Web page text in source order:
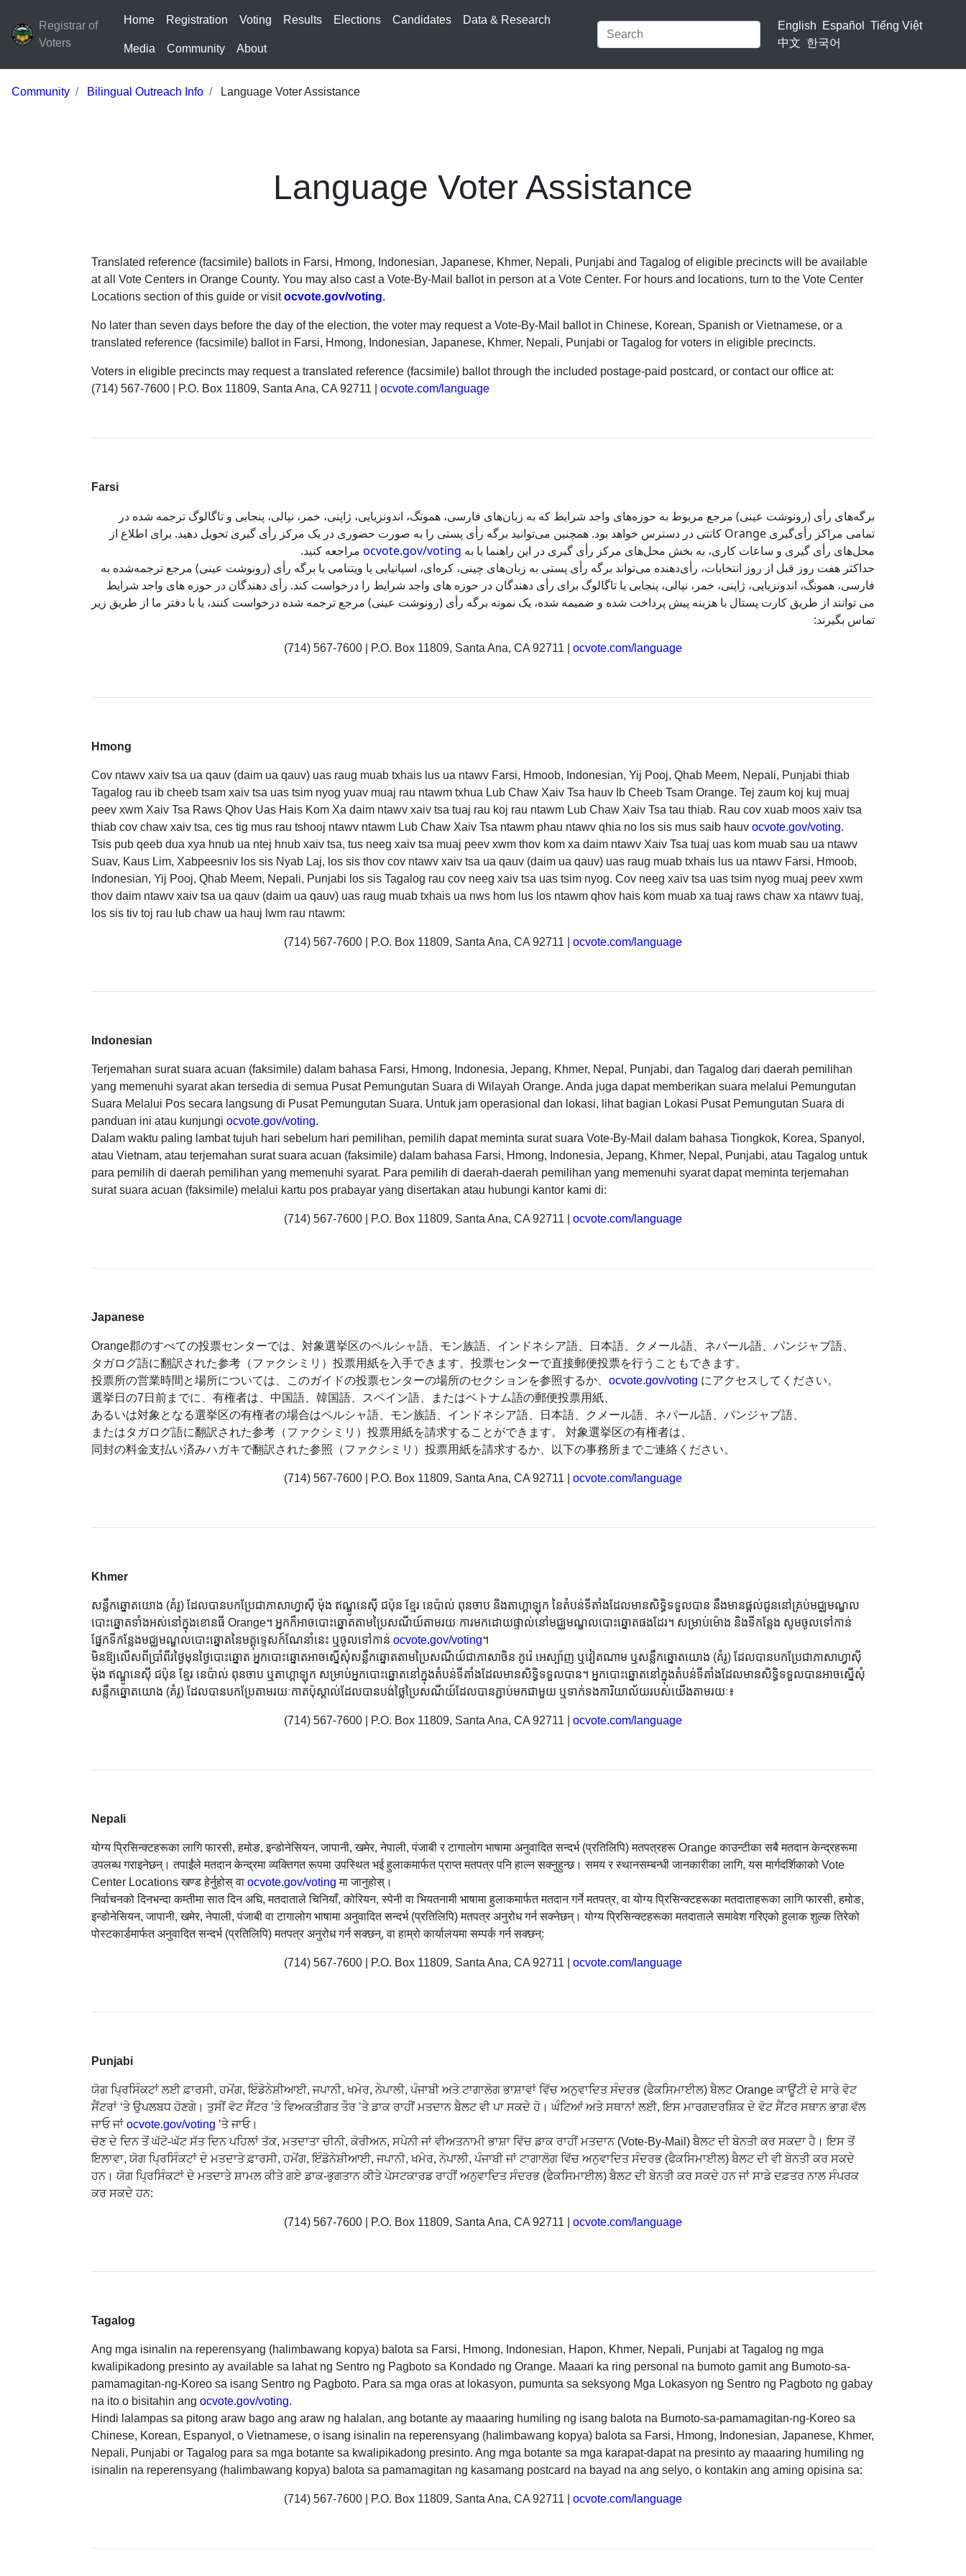
Registrar of
Voters
Home Registration Voting Results Elections Candidates Data & Research
Media Community About
English Español
Tiếng Việt
中文 한국어
Community Bilingual Outreach Info Language Voter Assistance
Language Voter Assistance
Translated reference (facsimile) ballots in Farsi, Hmong, Indonesian, Japanese, Khmer, Nepali, Punjabi and Tagalog of eligible precincts will be available
at all Vote Centers in Orange County. You may also cast a Vote-By-Mail ballot in person at a Vote Center. For hours and locations, turn to the Vote Center
Locations section of this guide or visitocvote.gov/voting.
No later than seven days before the day of the election, the voter may request a Vote-By-Mail ballot in Chinese, Korean, Spanish or Vietnamese, or a
translated reference (facsimile) ballot in Farsi, Hmong, Indonesian, Japanese, Khmer, Nepali, Punjabi or Tagalog for voters in eligible precincts.
Voters in eligible precincts may request a translated reference (facsimile) ballot through the included postage-paid postcard, or contact our office at:
(714) 567-7600 | P.O. Box 11809, Santa Ana, CA 92711 | ocvote.com/language
Farsi
برگه‌های رأی (رونوشت عینی) مرجع مربوط به حوزه‌های واجد شرایط که به زبان‌های فارسی، همونگ، اندونزیایی، ژاپنی، خمر، نپالی، پنجابی و تاگالوگ ترجمه شده در
تمامی مراکز رأی‌گیری Orange کانتی در دسترس خواهد بود. همچنین می‌توانید برگه رأی پستی را به صورت حضوری در یک مرکز رأی گیری تحویل دهید. برای اطلاع از
محل‌های رأی گیری و ساعات کاری، به بخش محل‌های مرکز رأی گیری در این راهنما یا به ocvote.gov/voting مراجعه کنید.
حداکثر هفت روز قبل از روز انتخابات، رأی‌دهنده می‌تواند برگه رأی پستی به زبان‌های چینی، کره‌ای، اسپانیایی یا ویتنامی یا برگه رأی (رونوشت عینی) مرجع ترجمه‌شده به
فارسی، همونگ، اندونزیایی، ژاپنی، خمر، نپالی، پنجابی یا تاگالوگ برای رأی دهندگان در حوزه های واجد شرایط را درخواست کند. رأی دهندگان در حوزه های واجد شرایط
می توانند از طریق کارت پستال با هزینه پیش پرداخت شده و ضمیمه شده، یک نمونه برگه رأی (رونوشت عینی) مرجع ترجمه شده درخواست کنند، یا با دفتر ما از طریق زیر
تماس بگیرند:
(714) 567-7600 | P.O. Box 11809, Santa Ana, CA 92711 | ocvote.com/language
Hmong
Cov ntawv xaiv tsa ua qauv (daim ua qauv) uas raug muab txhais lus ua ntawv Farsi, Hmoob, Indonesian, Yij Pooj, Qhab Meem, Nepali, Punjabi thiab
Tagalog rau ib cheeb tsam xaiv tsa uas tsim nyog yuav muaj rau ntawm txhua Lub Chaw Xaiv Tsa hauv Ib Cheeb Tsam Orange. Tej zaum koj kuj muaj
peev xwm Xaiv Tsa Raws Qhov Uas Hais Kom Xa daim ntawv xaiv tsa tuaj rau koj rau ntawm Lub Chaw Xaiv Tsa tau thiab. Rau cov xuab moos xaiv tsa
thiab cov chaw xaiv tsa, ces tig mus rau tshooj ntawv ntawm Lub Chaw Xaiv Tsa ntawm phau ntawv qhia no los sis mus saib hauv ocvote.gov/voting.
Tsis pub qeeb dua xya hnub ua ntej hnub xaiv tsa, tus neeg xaiv tsa muaj peev xwm thov kom xa daim ntawv Xaiv Tsa tuaj uas kom muab sau ua ntawv
Suav, Kaus Lim, Xabpeesniv los sis Nyab Laj, los sis thov cov ntawv xaiv tsa ua qauv (daim ua qauv) uas raug muab txhais lus ua ntawv Farsi, Hmoob,
Indonesian, Yij Pooj, Qhab Meem, Nepali, Punjabi los sis Tagalog rau cov neeg xaiv tsa uas tsim nyog. Cov neeg xaiv tsa uas tsim nyog muaj peev xwm
thov daim ntawv xaiv tsa ua qauv (daim ua qauv) uas raug muab txhais ua nws hom lus los ntawm qhov hais kom muab xa tuaj raws chaw xa ntawv tuaj,
los sis tiv toj rau lub chaw ua hauj lwm rau ntawm:
(714) 567-7600 | P.O. Box 11809, Santa Ana, CA 92711 | ocvote.com/language
Indonesian
Terjemahan surat suara acuan (faksimile) dalam bahasa Farsi, Hmong, Indonesia, Jepang, Khmer, Nepal, Punjabi, dan Tagalog dari daerah pemilihan
yang memenuhi syarat akan tersedia di semua Pusat Pemungutan Suara di Wilayah Orange. Anda juga dapat memberikan suara melalui Pemungutan
Suara Melalui Pos secara langsung di Pusat Pemungutan Suara. Untuk jam operasional dan lokasi, lihat bagian Lokasi Pusat Pemungutan Suara di
panduan ini atau kunjungi ocvote.gov/voting.
Dalam waktu paling lambat tujuh hari sebelum hari pemilihan, pemilih dapat meminta surat suara Vote-By-Mail dalam bahasa Tiongkok, Korea, Spanyol,
atau Vietnam, atau terjemahan surat suara acuan (faksimile) dalam bahasa Farsi, Hmong, Indonesia, Jepang, Khmer, Nepal, Punjabi, atau Tagalog untuk
para pemilih di daerah pemilihan yang memenuhi syarat. Para pemilih di daerah-daerah pemilihan yang memenuhi syarat dapat meminta terjemahan
surat suara acuan (faksimile) melalui kartu pos prabayar yang disertakan atau hubungi kantor kami di:
(714) 567-7600 | P.O. Box 11809, Santa Ana, CA 92711 | ocvote.com/language
Japanese
Orange郡のすべての投票センターでは、対象選挙区のペルシャ語、モン族語、インドネシア語、日本語、クメール語、ネパール語、パンジャブ語、
タガログ語に翻訳された参考（ファクシミリ）投票用紙を入手できます。投票センターで直接郵便投票を行うこともできます。
投票所の営業時間と場所については、このガイドの投票センターの場所のセクションを参照するか、 ocvote.gov/voting にアクセスしてください。
選挙日の7日前までに、有権者は、中国語、韓国語、スペイン語、またはベトナム語の郵便投票用紙、
あるいは対象となる選挙区の有権者の場合はペルシャ語、モン族語、インドネシア語、日本語、クメール語、ネパール語、パンジャブ語、
またはタガログ語に翻訳された参考（ファクシミリ）投票用紙を請求することができます。 対象選挙区の有権者は、
同封の料金支払い済みハガキで翻訳された参照（ファクシミリ）投票用紙を請求するか、以下の事務所までご連絡ください。
(714) 567-7600 | P.O. Box 11809, Santa Ana, CA 92711 | ocvote.com/language
Khmer
សន្លឹកឆ្នោតយោង (គំរូ) ដែលបានបកប្រែជាភាសាហ្វាស៊ី ម៉ុង ឥណ្ឌូនេស៊ី ជប៉ុន ខ្មែរ នេប៉ាល់ ពុនចាប និងតាហ្គាឡុក នៃតំបន់ទីតាំងដែលមានសិទ្ធិទទួលបាន នឹងមានផ្តល់ជូននៅគ្រប់មជ្ឈមណ្ឌល
បោះឆ្នោតទាំងអស់នៅក្នុងខោនធី Orange។ អ្នកក៏អាចបោះឆ្នោតតាមប្រៃសណីយ៍តាមរយៈការមកដោយផ្ទាល់នៅមជ្ឈមណ្ឌលបោះឆ្នោតផងដែរ។ សម្រាប់ម៉ោង និងទីកន្លែង សូមចូលទៅកាន់
ផ្នែកទីកន្លែងមជ្ឈមណ្ឌលបោះឆ្នោតនៃមគ្គុទ្ទេសក៍ណែនាំនេះ ឬចូលទៅកាន់ ocvote.gov/voting។
មិនឱ្យលើសពីប្រាំពីរថ្ងៃមុនថ្ងៃបោះឆ្នោត អ្នកបោះឆ្នោតអាចស្នើសុំសន្លឹកឆ្នោតតាមប្រៃសណីយ៍ជាភាសាចិន កូរ៉េ អេស្ប៉ាញ ឬវៀតណាម ឬសន្លឹកឆ្នោតយោង (គំរូ) ដែលបានបកប្រែជាភាសាហ្វាស៊ី
ម៉ុង ឥណ្ឌូនេស៊ី ជប៉ុន ខ្មែរ នេប៉ាល់ ពុនចាប ឬតាហ្គាឡុក សម្រាប់អ្នកបោះឆ្នោតនៅក្នុងតំបន់ទីតាំងដែលមានសិទ្ធិទទួលបាន។ អ្នកបោះឆ្នោតនៅក្នុងតំបន់ទីតាំងដែលមានសិទ្ធិទទួលបានអាចស្នើសុំ
សន្លឹកឆ្នោតយោង (គំរូ) ដែលបានបកប្រែតាមរយៈកាតប៉ុស្តាល់ដែលបានបង់ថ្លៃប្រៃសណីយ៍ដែលបានភ្ជាប់មកជាមួយ ឬទាក់ទងការិយាល័យរបស់យើងតាមរយៈ៖
(714) 567-7600 | P.O. Box 11809, Santa Ana, CA 92711 | ocvote.com/language
Nepali
योग्य प्रिसिन्क्टहरूका लागि फारसी, हमोङ, इन्डोनेसियन, जापानी, खमेर, नेपाली, पंजाबी र टागालोग भाषामा अनुवादित सन्दर्भ (प्रतिलिपि) मतपत्रहरू Orange काउन्टीका सबै मतदान केन्द्रहरूमा
उपलब्ध गराइनेछन्। तपाईंले मतदान केन्द्रमा व्यक्तिगत रूपमा उपस्थित भई हुलाकमार्फत प्राप्त मतपत्र पनि हाल्न सक्नुहुन्छ। समय र स्थानसम्बन्धी जानकारीका लागि, यस मार्गदर्शिकाको Vote
Center Locations खण्ड हेर्नुहोस् वा ocvote.gov/voting मा जानुहोस्।
निर्वाचनको दिनभन्दा कम्तीमा सात दिन अघि, मतदाताले चिनियाँ, कोरियन, स्पेनी वा भियतनामी भाषामा हुलाकमार्फत मतदान गर्ने मतपत्र, वा योग्य प्रिसिन्क्टहरूका मतदाताहरूका लागि फारसी, हमोङ,
इन्डोनेसियन, जापानी, खमेर, नेपाली, पंजाबी वा टागालोग भाषामा अनुवादित सन्दर्भ (प्रतिलिपि) मतपत्र अनुरोध गर्न सक्नेछन्। योग्य प्रिसिन्क्टहरूका मतदाताले समावेश गरिएको हुलाक शुल्क तिरेको
पोस्टकार्डमार्फत अनुवादित सन्दर्भ (प्रतिलिपि) मतपत्र अनुरोध गर्न सक्छन्, वा हाम्रो कार्यालयमा सम्पर्क गर्न सक्छन्:
(714) 567-7600 | P.O. Box 11809, Santa Ana, CA 92711 | ocvote.com/language
Punjabi
ਯੋਗ ਪ੍ਰਿਸਿੰਕਟਾਂ ਲਈ ਫ਼ਾਰਸੀ, ਹਮੋਂਗ, ਇੰਡੋਨੇਸ਼ੀਆਈ, ਜਪਾਨੀ, ਖਮੇਰ, ਨੇਪਾਲੀ, ਪੰਜਾਬੀ ਅਤੇ ਟਾਗਾਲੋਗ ਭਾਸ਼ਾਵਾਂ ਵਿੱਚ ਅਨੁਵਾਦਿਤ ਸੰਦਰਭ (ਫੈਕਸਿਮਾਈਲ) ਬੈਲਟ Orange ਕਾਊਂਟੀ ਦੇ ਸਾਰੇ ਵੋਟ
ਸੈਂਟਰਾਂ ‘ਤੇ ਉਪਲਬਧ ਹੋਣਗੇ। ਤੁਸੀਂ ਵੋਟ ਸੈਂਟਰ ’ਤੇ ਵਿਅਕਤੀਗਤ ਤੌਰ ’ਤੇ ਡਾਕ ਰਾਹੀਂ ਮਤਦਾਨ ਬੈਲਟ ਵੀ ਪਾ ਸਕਦੇ ਹੋ। ਘੰਟਿਆਂ ਅਤੇ ਸਥਾਨਾਂ ਲਈ, ਇਸ ਮਾਰਗਦਰਸ਼ਿਕ ਦੇ ਵੋਟ ਸੈਂਟਰ ਸਥਾਨ ਭਾਗ ਵੱਲ
ਜਾਓ ਜਾਂ ocvote.gov/voting ’ਤੇ ਜਾਓ।
ਚੋਣ ਦੇ ਦਿਨ ਤੋਂ ਘੱਟੋ-ਘੱਟ ਸੱਤ ਦਿਨ ਪਹਿਲਾਂ ਤੱਕ, ਮਤਦਾਤਾ ਚੀਨੀ, ਕੋਰੀਅਨ, ਸਪੇਨੀ ਜਾਂ ਵੀਅਤਨਾਮੀ ਭਾਸ਼ਾ ਵਿੱਚ ਡਾਕ ਰਾਹੀਂ ਮਤਦਾਨ (Vote-By-Mail) ਬੈਲਟ ਦੀ ਬੇਨਤੀ ਕਰ ਸਕਦਾ ਹੈ। ਇਸ ਤੋਂ
ਇਲਾਵਾ, ਯੋਗ ਪ੍ਰਿਸਿੰਕਟਾਂ ਦੇ ਮਤਦਾਤੇ ਫ਼ਾਰਸੀ, ਹਮੋਂਗ, ਇੰਡੋਨੇਸ਼ੀਆਈ, ਜਪਾਨੀ, ਖਮੇਰ, ਨੇਪਾਲੀ, ਪੰਜਾਬੀ ਜਾਂ ਟਾਗਾਲੋਗ ਵਿੱਚ ਅਨੁਵਾਦਿਤ ਸੰਦਰਭ (ਫੈਕਸਿਮਾਈਲ) ਬੈਲਟ ਦੀ ਵੀ ਬੇਨਤੀ ਕਰ ਸਕਦੇ
ਹਨ। ਯੋਗ ਪ੍ਰਿਸਿੰਕਟਾਂ ਦੇ ਮਤਦਾਤੇ ਸ਼ਾਮਲ ਕੀਤੇ ਗਏ ਡਾਕ-ਭੁਗਤਾਨ ਕੀਤੇ ਪੋਸਟਕਾਰਡ ਰਾਹੀਂ ਅਨੁਵਾਦਿਤ ਸੰਦਰਭ (ਫੈਕਸਿਮਾਈਲ) ਬੈਲਟ ਦੀ ਬੇਨਤੀ ਕਰ ਸਕਦੇ ਹਨ ਜਾਂ ਸਾਡੇ ਦਫ਼ਤਰ ਨਾਲ ਸੰਪਰਕ
ਕਰ ਸਕਦੇ ਹਨ:
(714) 567-7600 | P.O. Box 11809, Santa Ana, CA 92711 | ocvote.com/language
Tagalog
Ang mga isinalin na reperensyang (halimbawang kopya) balota sa Farsi, Hmong, Indonesian, Hapon, Khmer, Nepali, Punjabi at Tagalog ng mga
kwalipikadong presinto ay available sa lahat ng Sentro ng Pagboto sa Kondado ng Orange. Maaari ka ring personal na bumoto gamit ang Bumoto-sa-
pamamagitan-ng-Koreo sa isang Sentro ng Pagboto. Para sa mga oras at lokasyon, pumunta sa seksyong Mga Lokasyon ng Sentro ng Pagboto ng gabay
na ito o bisitahin ang ocvote.gov/voting.
Hindi lalampas sa pitong araw bago ang araw ng halalan, ang botante ay maaaring humiling ng isang balota na Bumoto-sa-pamamagitan-ng-Koreo sa
Chinese, Korean, Espanyol, o Vietnamese, o isang isinalin na reperensyang (halimbawang kopya) balota sa Farsi, Hmong, Indonesian, Japanese, Khmer,
Nepali, Punjabi or Tagalog para sa mga botante sa kwalipikadong presinto. Ang mga botante sa mga karapat-dapat na presinto ay maaaring humiling ng
isinalin na reperensyang (halimbawang kopya) balota sa pamamagitan ng kasamang postcard na bayad na ang selyo, o kontakin ang aming opisina sa:
(714) 567-7600 | P.O. Box 11809, Santa Ana, CA 92711 | ocvote.com/language